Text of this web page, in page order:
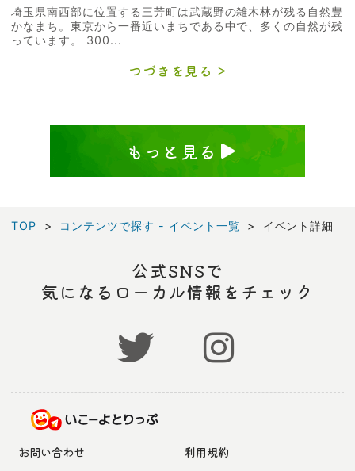
埼玉県南西部に位置する三芳町は武蔵野の雑木林が残る自然豊
かなまち。東京から一番近いまちである中で、多くの自然が残
っています。 300...
つづきを見る
もっと見る
TOP コンテンツで探す - イベント一覧 イベント詳細
公式SNSで
気になるローカル情報をチェック
お問い合わせ 利用規約